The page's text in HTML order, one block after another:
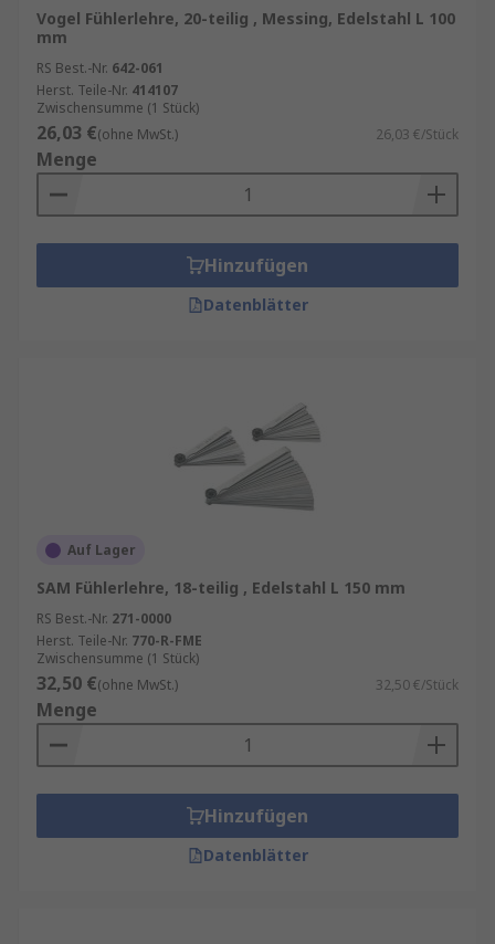
Vogel Fühlerlehre, 20-teilig , Messing, Edelstahl L 100
mm
RS Best.-Nr. 642-061
Herst. Teile-Nr. 414107
Zwischensumme (1 Stück)
26,03 €(ohne MwSt.) 26,03 €/Stück
Menge
Hinzufügen
Datenblätter
Auf Lager
SAM Fühlerlehre, 18-teilig , Edelstahl L 150 mm
RS Best.-Nr. 271-0000
Herst. Teile-Nr. 770-R-FME
Zwischensumme (1 Stück)
32,50 €(ohne MwSt.) 32,50 €/Stück
Menge
Hinzufügen
Datenblätter